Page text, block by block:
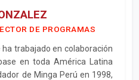
DE PROGRAMAS
ha trabajado en colaboración
en toda América Latina
de Minga Perú en 1998,